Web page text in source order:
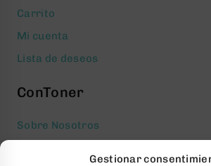
Gestionar
Carrito
Mi cuenta
Lista de deseos
ConToner
Sobre Nosotros